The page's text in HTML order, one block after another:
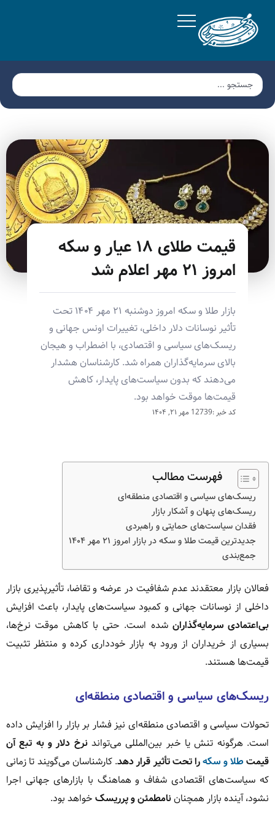
قیمت طلای ۱۸ عیار و سکه
امروز ۲۱ مهر اعلام شد
بازار طلا و سکه امروز دوشنبه ۲۱ مهر ۱۴۰۴ تحت
تأثیر نوسانات دلار داخلی، تغییرات اونس جهانی و
ریسک‌های سیاسی و اقتصادی، با اضطراب و هیجان
بالای سرمایه‌گذاران همراه شد. کارشناسان هشدار
می‌دهند که بدون سیاست‌های پایدار، کاهش
قیمت‌ها موقت خواهد بود.
کد خبر :12739 مهر ۲۱, ۱۴۰۴
فهرست مطالب
ریسک‌های سیاسی و اقتصادی منطقه‌ای
ریسک‌های پنهان و آشکار بازار
فقدان سیاست‌های حمایتی و راهبردی
جدیدترین قیمت طلا و سکه در بازار امروز ۲۱ مهر ۱۴۰۴
جمع‌بندی
فعالان بازار معتقدند عدم شفافیت در عرضه و تقاضا، تأثیرپذیری بازار
داخلی از نوسانات جهانی و کمبود سیاست‌های پایدار، باعث افزایش
بی‌اعتمادی سرمایه‌گذاران شده است. حتی با کاهش موقت نرخ‌ها،
بسیاری از خریداران از ورود به بازار خودداری کرده و منتظر تثبیت
قیمت‌ها هستند.
ریسک‌های سیاسی و اقتصادی منطقه‌ای
تحولات سیاسی و اقتصادی منطقه‌ای نیز فشار بر بازار را افزایش داده
است. هرگونه تنش یا خبر بین‌المللی می‌تواندنرخ دلار و به تبع آن
قیمت طلا و سکهرا تحت تأثیر قرار دهد. کارشناسان می‌گویند تا زمانی
که سیاست‌های اقتصادی شفاف و هماهنگ با بازارهای جهانی اجرا
نشود، آینده بازار همچناننامطمئن و پرریسک خواهد بود.